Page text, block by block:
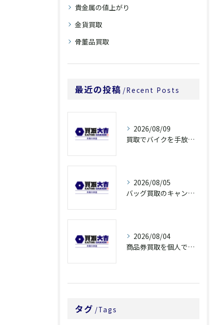
貴金属の値上がり
金貨買取
骨董品買取
最近の投稿 Recent Posts
2026/08/09
買取でバイクを手放すなら奈良県橿原市大和郡山市の高額査定ポイントを解説
2026/08/05
バッグ買取のキャンペーンで奈良県橿原市でお得に売るための条件と注意点徹底ガイド
2026/08/04
商品券買取を個人で利用する際の奈良県橿原市で知っておきたい高換金ポイント
タグ Tags